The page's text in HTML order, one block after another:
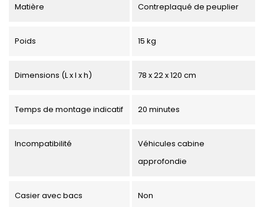
Matière Contreplaqué de peuplier
Poids 15 kg
Dimensions (L x l x h) 78 x 22 x 120 cm
Temps de montage indicatif 20 minutes
Incompatibilité
Véhicules cabine
approfondie
Casier avec bacs Non